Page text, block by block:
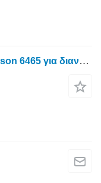
Τροχοφόρο τρακτέρ Massey Ferguson 6465 για διανομέας